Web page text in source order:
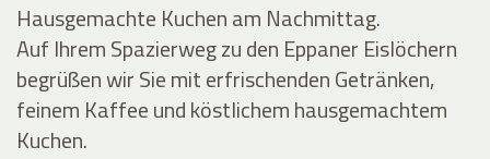
Hausgemachte Kuchen am Nachmittag.
Auf Ihrem Spazierweg zu den Eppaner Eislöchern
begrüßen wir Sie mit erfrischenden Getränken,
feinem Kaffee und köstlichem hausgemachtem
Kuchen.